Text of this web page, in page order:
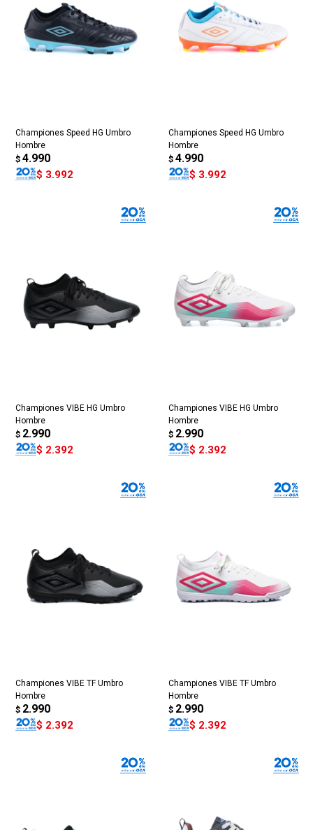
Championes Speed HG Umbro
Hombre
$ 4.990
$ 3.992
Championes Speed HG Umbro
Hombre
$ 4.990
$ 3.992
Championes VIBE HG Umbro
Hombre
$ 2.990
$ 2.392
Championes VIBE HG Umbro
Hombre
$ 2.990
$ 2.392
Championes VIBE TF Umbro
Hombre
$ 2.990
$ 2.392
Championes VIBE TF Umbro
Hombre
$ 2.990
$ 2.392